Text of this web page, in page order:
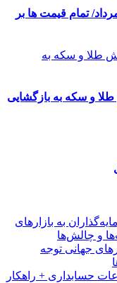
طلا و سکه امروز پنجشنبه 15مرداد/ تمام قیمت ها بر
و سکه به بازگشایی
به بازارهای
و چالش‌ها
جهانی توجه
حسابداری + راهکار